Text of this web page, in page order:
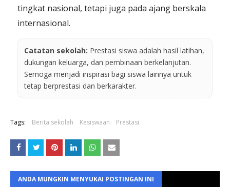
tingkat nasional, tetapi juga pada ajang berskala
internasional.
Catatan sekolah: Prestasi siswa adalah hasil latihan,
dukungan keluarga, dan pembinaan berkelanjutan.
Semoga menjadi inspirasi bagi siswa lainnya untuk
tetap berprestasi dan berkarakter.
Tags: Berita sekolah Kesiswaan Prestasi
ANDA MUNGKIN MENYUKAI POSTINGAN INI